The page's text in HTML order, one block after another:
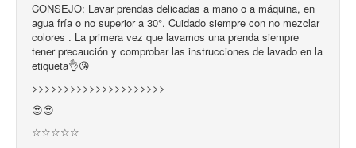
CONSEJO: Lavar prendas delicadas a mano o a máquina, en
agua fría o no superior a 30°. Cuidado siempre con no mezclar
colores . La primera vez que lavamos una prenda siempre
tener precaución y comprobar las instrucciones de lavado en la
etiqueta👌😘
>>>>>>>>>>>>>>>>>>>>>
😍😍
☆☆☆☆☆